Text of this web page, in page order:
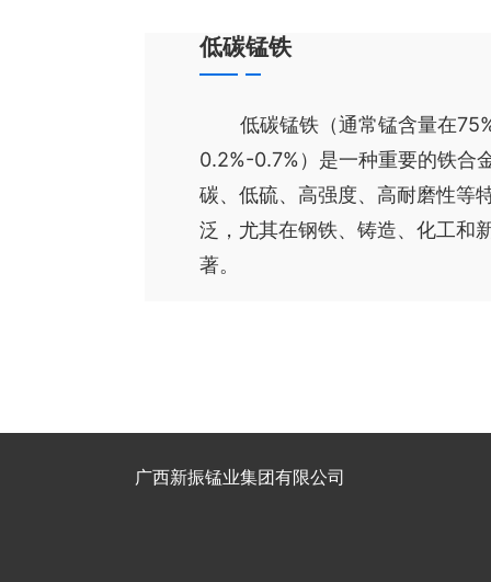
低碳锰铁
低碳锰铁（通常锰含量在
0.2%-0.7%）是一种重要的铁合
碳、低硫、高强度、高耐磨性等
泛，尤其在钢铁、铸造、化工和
著。
广西新振锰业集团有限公司